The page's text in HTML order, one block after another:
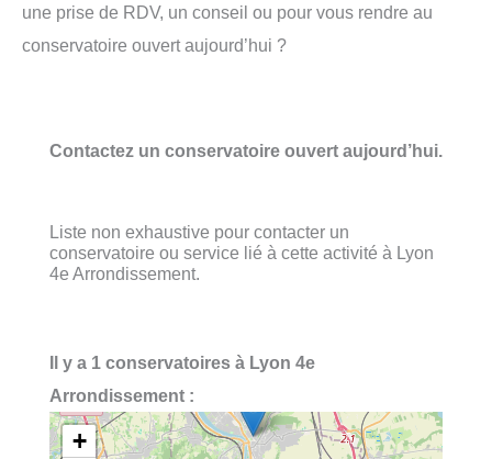
une prise de RDV, un conseil ou pour vous rendre au
conservatoire ouvert aujourd’hui ?
Contactez un conservatoire ouvert aujourd’hui.
Liste non exhaustive pour contacter un
conservatoire ou service lié à cette activité à Lyon
4e Arrondissement.
Il y a 1 conservatoires à Lyon 4e
Arrondissement :
+